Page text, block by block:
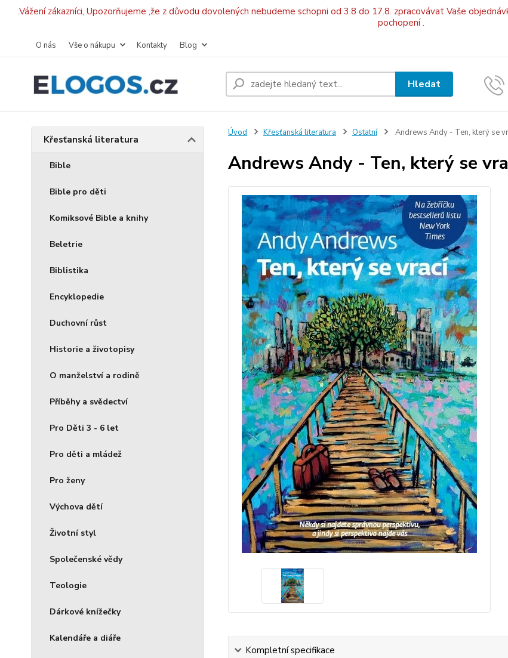
.Vážení zákazníci, Upozorňujeme ,že z důvodu dovolených nebudeme schopni od 3.8 do 17.8. zpracovávat Vaše
pochopení .
O nás Vše o nákupu Kontakty Blog
Hledat
Křesťanská literatura
Bible
Bible pro děti
Komiksové Bible a knihy
Beletrie
Biblistika
Encyklopedie
Duchovní růst
Historie a životopisy
O manželství a rodině
Příběhy a svědectví
Pro Děti 3 - 6 let
Pro děti a mládež
Pro ženy
Výchova dětí
Životní styl
Společenské vědy
Teologie
Dárkové knížečky
Kalendáře a diáře
Úvod Křesťanská literatura Ostatní Andrews Andy - Ten, který se
Andrews Andy - Ten, který se
Kompletní specifikace